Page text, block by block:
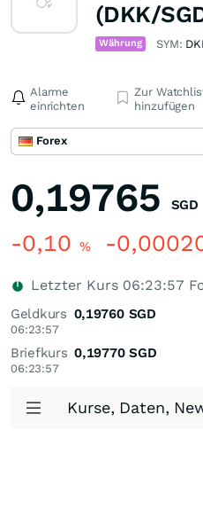
(DKK/
Währung SYM:
Alarme
einrichten
Zur
hinzufügen
Forex
0,19765 SGD
-0,10 % -
Letzter Kurs 06:23:57
Geldkurs
06:23:57
0,19760 SGD
Briefkurs
06:23:57
0,19770 SGD
Kurse, Daten,